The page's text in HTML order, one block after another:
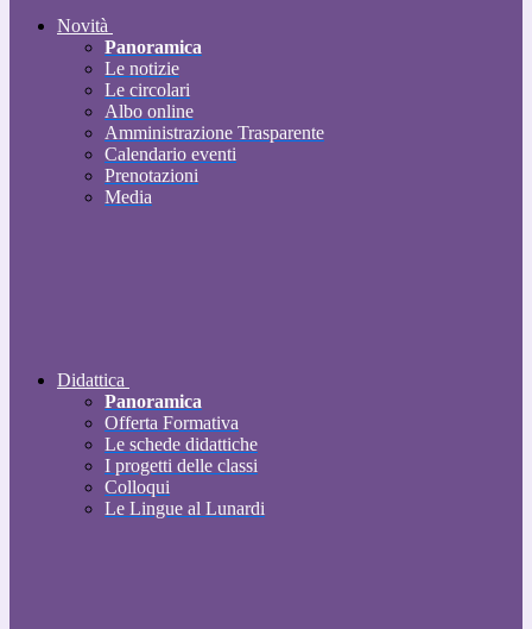
Novità
Panoramica
Le notizie
Le circolari
Albo online
Amministrazione Trasparente
Calendario eventi
Prenotazioni
Media
Didattica
Panoramica
Offerta Formativa
Le schede didattiche
I progetti delle classi
Colloqui
Le Lingue al Lunardi